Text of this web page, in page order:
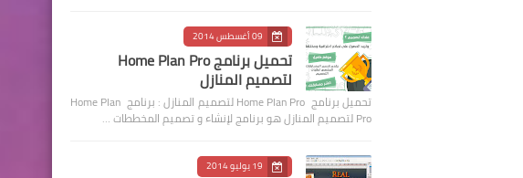
09 أغسطس 2014
تحميل برنامج Home Plan Pro
لتصميم المنازل
تحميل برنامج Home Plan Pro لتصميم المنازل : برنامج Home Plan
Pro لتصميم المنازل هو برنامج لإنشاء و تصميم المخططات …
19 يوليو 2014